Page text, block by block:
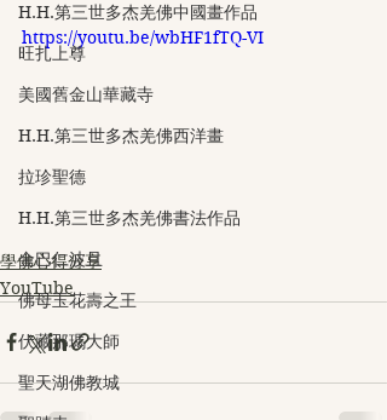
H.H.第三世多杰羌佛中國畫作品
旺扎上尊
美國舊金山華藏寺
H.H.第三世多杰羌佛西洋畫
拉珍聖德
H.H.第三世多杰羌佛書法作品
金巴仁波且
佛母玉花壽之王
伏藏那瑪大師
聖天湖佛教城
https://youtu.be/wbHF1fTQ-VI
學佛心得分享
YouTube